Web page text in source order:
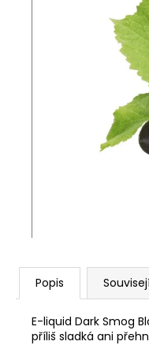
Popis
E-liquid Dark Smog
příliš sladká ani
VENIX
79 Kč
Původně: